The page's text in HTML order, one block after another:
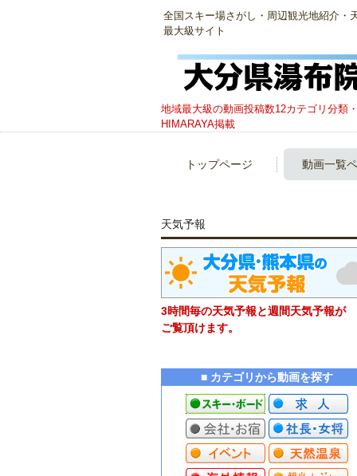
全国スキー場さがし・周辺観光地紹介・
最大級サイト
地域最大級の動画投稿数12カテゴリ分類
HIMARAYA掲載
トップページ 動画一覧
天気予報
3時間毎の天気予報と週間天気予報が
ご覧頂けます。
■ カテゴリから動画を探す